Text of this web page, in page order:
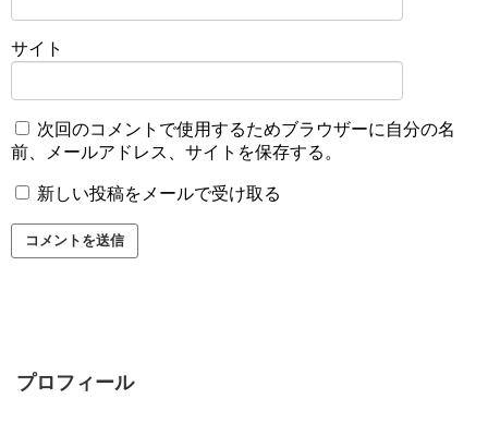
サイト
次回のコメントで使用するためブラウザーに自分の名
前、メールアドレス、サイトを保存する。
新しい投稿をメールで受け取る
プロフィール